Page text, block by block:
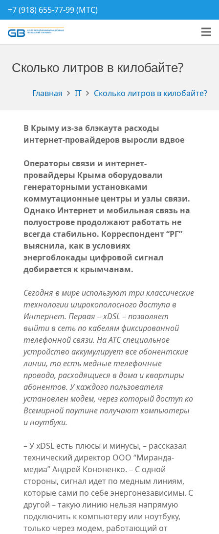
+7 (918) 655-77-99 (МТС)
Сколько литров в килобайте?
Главная IT Сколько литров в килобайте?
В Крыму из-за блэкаута расходы
интернет-провайдеров выросли вдвое
Операторы связи и интернет-
провайдеры Крыма оборудовали
генераторными установками
коммутационные центры и узлы связи.
Однако Интернет и мобильная связь на
полуострове продолжают работать не
всегда стабильно. Корреспондент “РГ”
выяснила, как в условиях
энергоблокады цифровой сигнал
добирается к крымчанам.
Сегодня в мире используют три классические
технологии широкополосного доступа в
Интернет. Первая – xDSL – позволяет
выйти в сеть по кабелям фиксированной
телефонной связи. На АТС специальное
устройство аккумулирует все абонентские
линии, то есть медные телефонные
провода, расходящиеся в дома и квартиры
абонентов. У каждого пользователя
установлен модем, через который доступ ко
Всемирной паутине получают компьютеры
и ноутбуки.
– У xDSL есть плюсы и минусы, – рассказал
технический директор ООО “Миранда-
медиа” Андрей Кононенко. – С одной
стороны, сигнал идет по медным линиям,
которые сами по себе энергонезависимы. С
другой – такую линию нельзя напрямую
подключить к компьютеру или ноутбуку,
только через модем, работающий от